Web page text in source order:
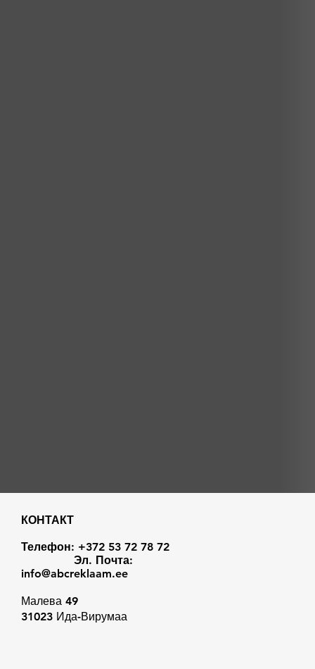
КОНТАКТ
Телефон: +372 53 72 78 72
Эл. Почта:
info@abcreklaam.ee
Малева 49
31023 Ида-Вирумаа